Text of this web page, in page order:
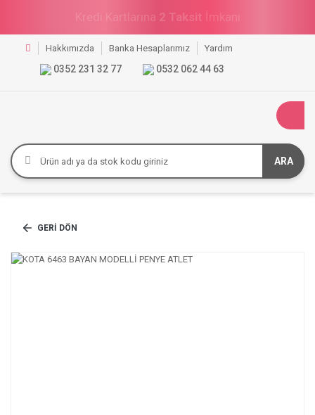
Kredi Kartlarına 2 Taksit İmkanı
Hakkımızda Banka Hesaplarımız Yardım
0352 231 32 77 0532 062 44 63
ARA
GERI DÖN